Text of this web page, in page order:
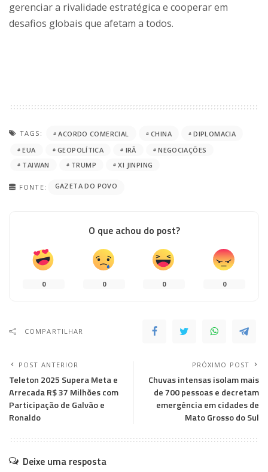
gerenciar a rivalidade estratégica e cooperar em
desafios globais que afetam a todos.
TAGS: ACORDO COMERCIAL CHINA
DIPLOMACIA
EUA
GEOPOLÍTICA IRÃ
NEGOCIAÇÕES
TAIWAN
TRUMP XI JINPING
FONTE: GAZETA DO POVO
O que achou do post?
0 0 0 0
COMPARTILHAR
POST ANTERIOR
Teleton 2025 Supera Meta e
Arrecada R$ 37 Milhões com
Participação de Galvão e
Ronaldo
PRÓXIMO POST
Chuvas intensas isolam mais
de 700 pessoas e decretam
emergência em cidades de
Mato Grosso do Sul
Deixe uma resposta